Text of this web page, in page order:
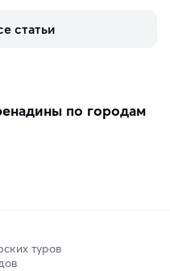
статьи
по городам
туров